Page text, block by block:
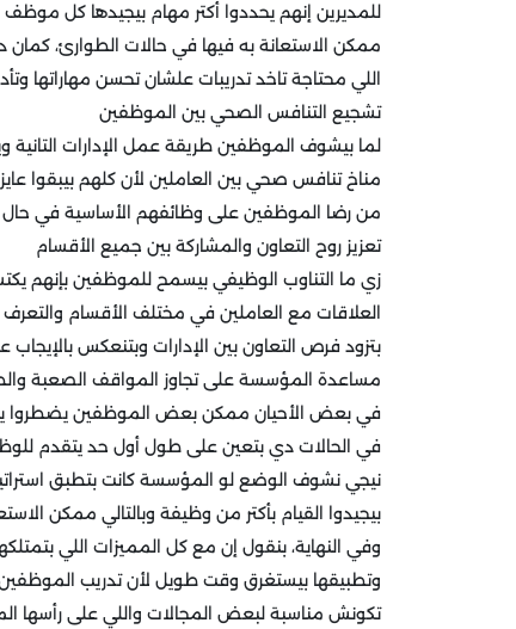
للمديرين إنهم يحددوا أكتر مهام بيجيدها كل
ممكن الاستعانة به فيها في حالات الطوارئ، كمان
اللي محتاجة تاخد تدريبات علشان تحسن مهاراتها
تشجيع التنافس الصحي بين الموظفين
لما بيشوف الموظفين طريقة عمل الإدارات التانية
مناخ تنافس صحي بين العاملين لأن كلهم بيبقوا
من رضا الموظفين على وظائفهم الأساسية في حال
تعزيز روح التعاون والمشاركة بين جميع الأقسام
زي ما التناوب الوظيفي بيسمح للموظفين بإنهم
العلاقات مع العاملين في مختلف الأقسام
بتزود فرص التعاون بين الإدارات وبتنعكس
مساعدة المؤسسة على تجاوز المواقف الصعبة
في بعض الأحيان ممكن بعض الموظفين يضطروا
في الحالات دي بتعين على طول أول حد يتقدم
نيجي نشوف الوضع لو المؤسسة كانت بتطبق
بيجيدوا القيام بأكتر من وظيفة وبالتالي ممكن
وفي النهاية، بنقول إن مع كل المميزات اللي
وتطبيقها بيستغرق وقت طويل لأن تدريب
تكونش مناسبة لبعض المجالات واللي على رأسها